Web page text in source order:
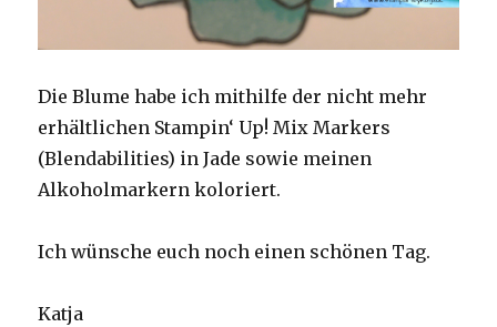
Die Blume habe ich mithilfe der nicht mehr
erhältlichen Stampin‘ Up! Mix Markers
(Blendabilities) in Jade sowie meinen
Alkoholmarkern koloriert.
Ich wünsche euch noch einen schönen Tag.
Katja